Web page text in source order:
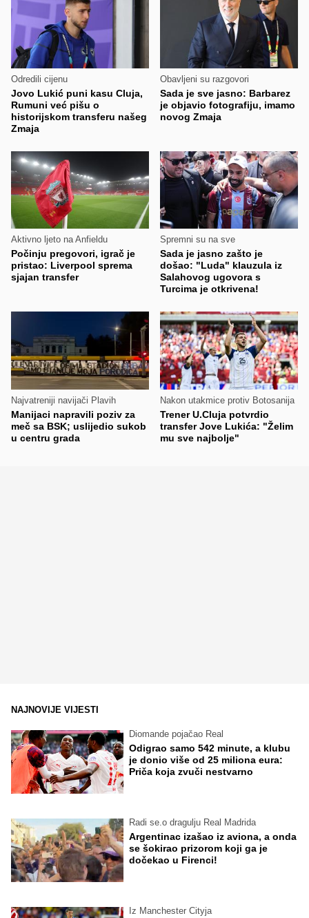
Odredili cijenu
Jovo Lukić puni kasu Cluja,
Rumuni već pišu o
historijskom transferu našeg
Zmaja
Obavljeni su razgovori
Sada je sve jasno: Barbarez
je objavio fotografiju, imamo
novog Zmaja
Aktivno ljeto na Anfieldu
Počinju pregovori, igrač je
pristao: Liverpool sprema
sjajan transfer
Spremni su na sve
Sada je jasno zašto je
došao: "Luda" klauzula iz
Salahovog ugovora s
Turcima je otkrivena!
Najvatreniji navijači Plavih
Manijaci napravili poziv za
meč sa BSK; uslijedio sukob
u centru grada
Nakon utakmice protiv Botosanija
Trener U.Cluja potvrdio
transfer Jove Lukića: "Želim
mu sve najbolje"
NAJNOVIJE VIJESTI
Diomande pojačao Real
Odigrao samo 542 minute, a klubu
je donio više od 25 miliona eura:
Priča koja zvuči nestvarno
Radi se.o dragulju Real Madrida
Argentinac izašao iz aviona, a onda
se šokirao prizorom koji ga je
dočekao u Firenci!
Iz Manchester Cityja